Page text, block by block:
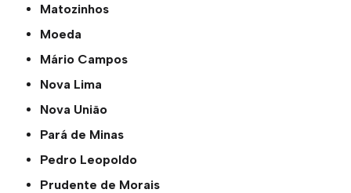
Matozinhos
Moeda
Mário Campos
Nova Lima
Nova União
Pará de Minas
Pedro Leopoldo
Prudente de Morais